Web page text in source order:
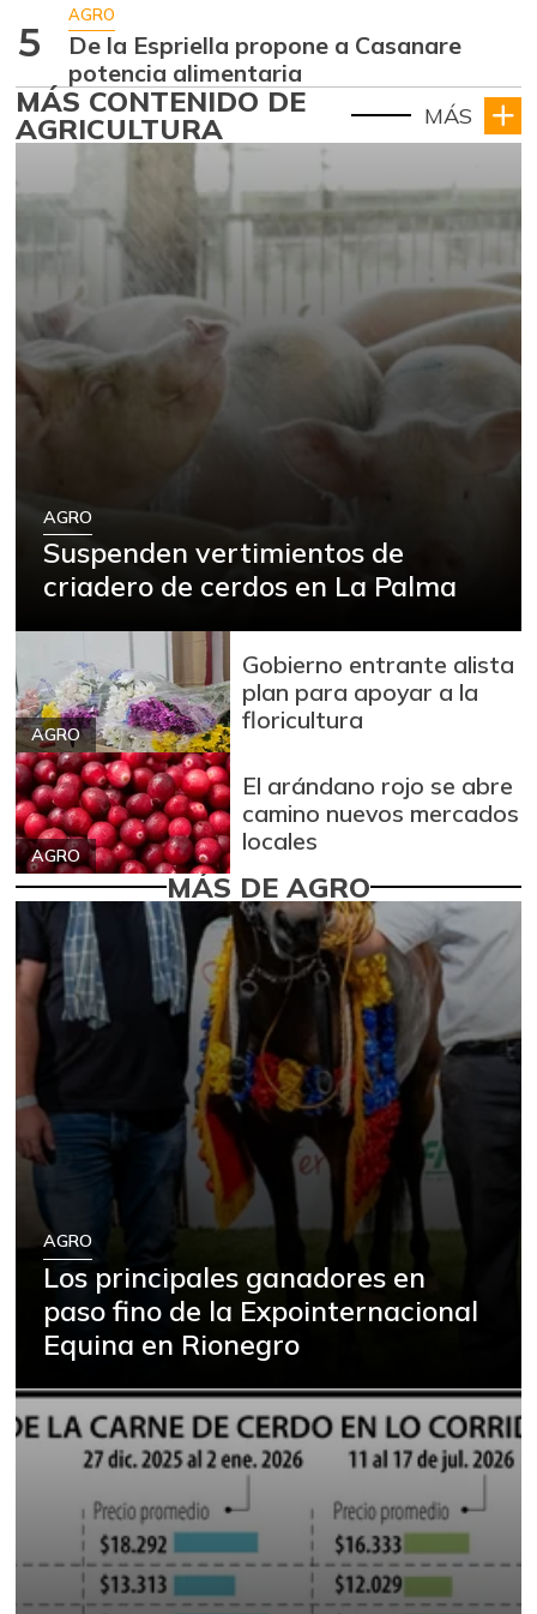
5
AGRO
De la Espriella propone a Casanare
potencia alimentaria
MÁS CONTENIDO DE
AGRICULTURA MÁS
AGRO
Suspenden vertimientos de
criadero de cerdos en La Palma
AGRO
Gobierno entrante alista
plan para apoyar a la
floricultura
AGRO
El arándano rojo se abre
camino nuevos mercados
locales
MÁS DE AGRO
AGRO
Los principales ganadores en
paso fino de la Expointernacional
Equina en Rionegro